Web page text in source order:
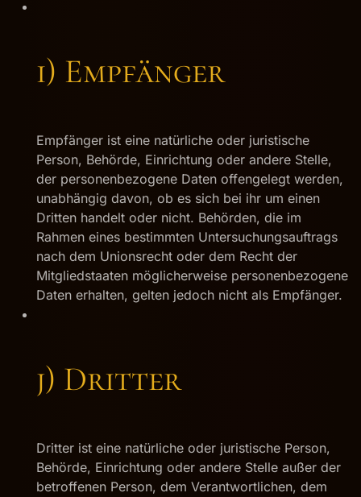
i) Empfänger
Empfänger ist eine natürliche oder juristische
Person, Behörde, Einrichtung oder andere Stelle,
der personenbezogene Daten offengelegt werden,
unabhängig davon, ob es sich bei ihr um einen
Dritten handelt oder nicht. Behörden, die im
Rahmen eines bestimmten Untersuchungsauftrags
nach dem Unionsrecht oder dem Recht der
Mitgliedstaaten möglicherweise personenbezogene
Daten erhalten, gelten jedoch nicht als Empfänger.
j) Dritter
Dritter ist eine natürliche oder juristische Person,
Behörde, Einrichtung oder andere Stelle außer der
betroffenen Person, dem Verantwortlichen, dem